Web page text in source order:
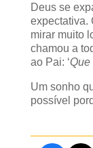
Deus se
expectativa.
mirar muito
chamou a
ao Pai: ‘Que
Um sonho
possível